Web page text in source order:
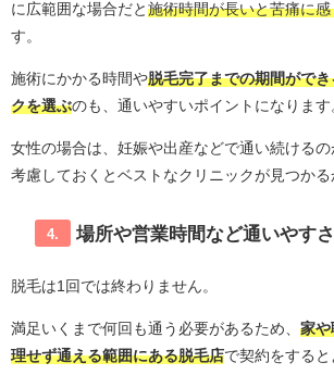
に広範囲な場合だと施術時間が長いと苦痛に感
す。
施術にかかる時間や脱毛完了までの期間がで
クを選ぶのも、通いやすいポイントになります
女性の場合は、妊娠や出産などで通い続ける
考慮しておくとベストなクリニックが見つかる
4. 場所や営業時間など通いやす
脱毛は1回では終わりません。
満足いくまで何回も通う必要があるため、 家や
理せず通える範囲にある脱毛店で契約をすると